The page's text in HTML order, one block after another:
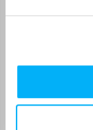
Tomas
Perku ne pirmą